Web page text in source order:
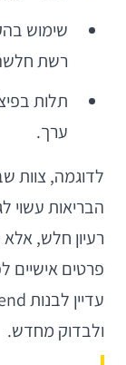
שימוש
רשת
תלות
ערך.
הבריאות עשוי
רעיון חלש, אלא
פרטים אישיים
ולבדוק מחדש.